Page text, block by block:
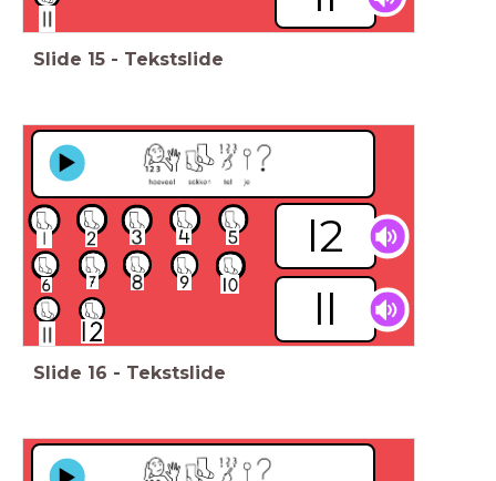
Slide 15 - Tekstslide
l2
ll
Slide 16 - Tekstslide